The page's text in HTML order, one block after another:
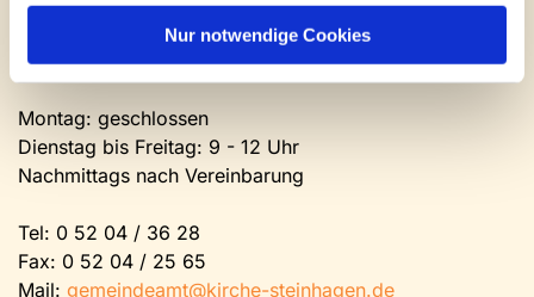
Nur notwendige Cookies
Kontakt und Öffnungszeiten
Gemeinde- und Friedhofsamt
Montag: geschlossen
Dienstag bis Freitag: 9 - 12 Uhr
Nachmittags nach Vereinbarung
Tel: 0 52 04 / 36 28
Fax: 0 52 04 / 25 65
Mail: gemeindeamt@kirche-steinhagen.de